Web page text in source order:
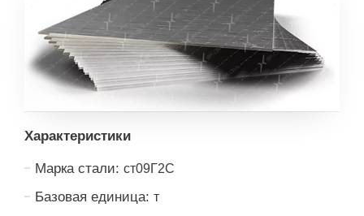
Характеристики
Марка стали: ст09Г2С
Базовая единица: т